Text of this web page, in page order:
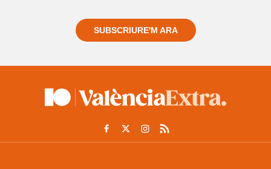
SUBSCRIURE'M ARA